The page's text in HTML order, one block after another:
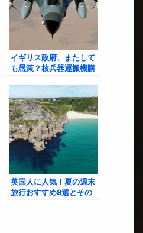
イギリス政府、またして
も愚策？核兵器運搬機購
英国人に人気！夏の週末
旅行おすすめ8選とその